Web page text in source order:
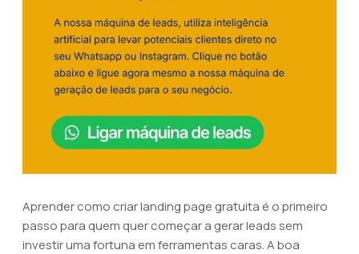
Aprender como criar landing page gratuita é o primeiro
passo para quem quer começar a gerar leads sem
investir uma fortuna em ferramentas caras. A boa